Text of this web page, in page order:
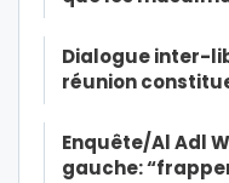
Dialogue inter-
réunion
Enquête/Al Adl
gauche: